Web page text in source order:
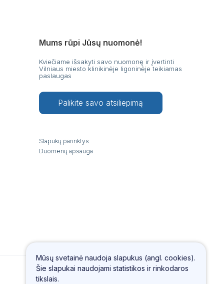
Mums rūpi Jūsų nuomonė!
Kviečiame išsakyti savo nuomonę ir įvertinti
Vilniaus miesto klinikinėje ligoninėje teikiamas
paslaugas
Palikite savo atsiliepimą
Slapukų parinktys
Duomenų apsauga
Mūsų svetainė naudoja slapukus (angl. cookies).
Šie slapukai naudojami statistikos ir rinkodaros
tikslais.